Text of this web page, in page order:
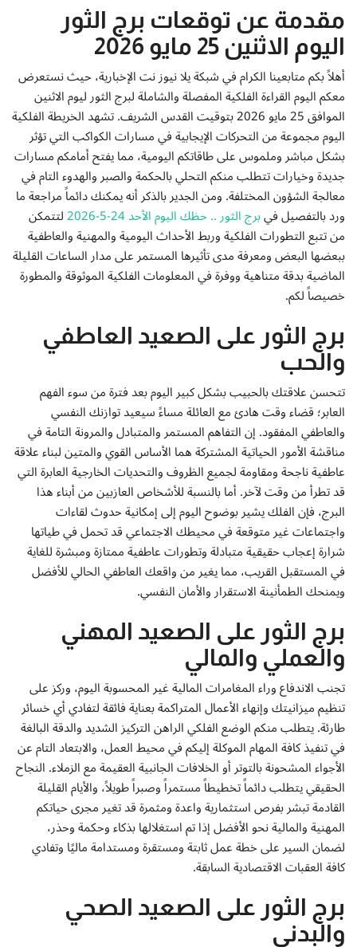
من نحن
سياسة الخصوصية
البنود والشروط
رئيس التحرير
إتصل بنا
مقدمة عن توقعات برج الثور
اليوم الاثنين 25 مايو 2026
أهلاً بكم متابعينا الكرام في شبكة يلا نيوز نت الإخبارية، حيث نستعرض
معكم اليوم القراءة الفلكية المفصلة والشاملة لبرج الثور ليوم الاثنين
الموافق 25 مايو 2026 بتوقيت القدس الشريف. تشهد الخريطة الفلكية
اليوم مجموعة من التحركات الإيجابية في مسارات الكواكب التي تؤثر
بشكل مباشر وملموس على طاقاتكم اليومية، مما يفتح أمامكم مسارات
جديدة وخيارات تتطلب منكم التحلي بالحكمة والصبر والهدوء التام في
معالجة الشؤون المختلفة. ومن الجدير بالذكر أنه يمكنك دائماً مراجعة ما
ورد بالتفصيل فيبرج الثور .. حظك اليوم الأحد 24-5-2026 لتتمكن
من تتبع التطورات الفلكية وربط الأحداث اليومية والمهنية والعاطفية
ببعضها البعض ومعرفة مدى تأثيرها المستمر على مدار الساعات القليلة
الماضية بدقة متناهية ووفرة في المعلومات الفلكية الموثوقة والمطورة
خصيصاً لكم.
برج الثور على الصعيد العاطفي
والحب
تتحسن علاقتك بالحبيب بشكل كبير اليوم بعد فترة من سوء الفهم
العابر؛ قضاء وقت هادئ مع العائلة مساءً سيعيد توازنك النفسي
والعاطفي المفقود. إن التفاهم المستمر والمتبادل والمرونة التامة في
مناقشة الأمور الحياتية المشتركة هما الأساس القوي والمتين لبناء علاقة
عاطفية ناجحة ومقاومة لجميع الظروف والتحديات الخارجية العابرة التي
قد تطرأ من وقت لآخر. أما بالنسبة للأشخاص العازبين من أبناء هذا
البرج، فإن الفلك يشير بوضوح اليوم إلى إمكانية حدوث لقاءات
واجتماعات غير متوقعة في محيطك الاجتماعي قد تحمل في طياتها
شرارة إعجاب حقيقية متبادلة وتطورات عاطفية ممتازة ومبشرة للغاية
في المستقبل القريب، مما يغير من واقعك العاطفي الحالي للأفضل
ويمنحك الطمأنينة الاستقرار والأمان النفسي.
برج الثور على الصعيد المهني
والعملي والمالي
تجنب الاندفاع وراء المغامرات المالية غير المحسوبة اليوم، وركز على
تنظيم ميزانيتك وإنهاء الأعمال المتراكمة بعناية فائقة لتفادي أي خسائر
طارئة. يتطلب منكم الوضع الفلكي الراهن التركيز الشديد والدقة البالغة
في تنفيذ كافة المهام الموكلة إليكم في محيط العمل، والابتعاد التام عن
الأجواء المشحونة بالتوتر أو الخلافات الجانبية العقيمة مع الزملاء. النجاح
الحقيقي يتطلب دائماً تخطيطاً مستمراً وصبراً طويلاً، والأيام القليلة
القادمة تبشر بفرص استثمارية واعدة ومثمرة قد تغير مجرى حياتكم
المهنية والمالية نحو الأفضل إذا تم استغلالها بذكاء وحكمة وحذر،
لضمان السير على خطة عمل ثابتة ومستقرة ومستدامة ماليًا وتفادي
كافة العقبات الاقتصادية السابقة.
برج الثور على الصعيد الصحي
والبدني